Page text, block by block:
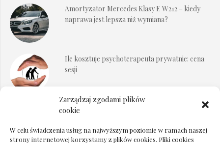
Zarządzaj zgodami plików
cookie
W celu świadczenia usług na najwyższym poziomie w ramach naszej
strony internetowej korzystamy z plików cookies. Pliki cookies
Amortyzator Mercedes Klasy E W212 – kiedy
naprawa jest lepsza niż wymiana?
Ile kosztuje psychoterapeuta prywatnie: cena
sesji
Dokumenty do odbioru przy zmianie biura